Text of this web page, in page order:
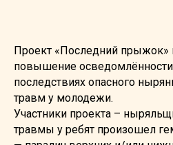
Проект «Последний прыжок»
повышение
последствиях опасного
травм у молодежи.
Участники проекта –
травмы у ребят произошел